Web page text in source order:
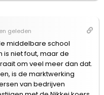
geleden
middelbare school
niet fout, maar de
om veel meer dan dat.
is de marktwerking
van bedrijven